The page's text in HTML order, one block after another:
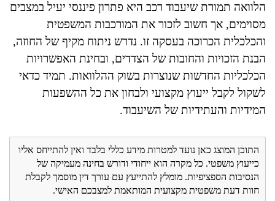
הלוואה תמורת שיעבוד רכב היא פתרון פיננסי יעיל במצבים
מסוימים, אך חשוב לזכור את המורכבות המשפטית
והכלכלית הכרוכה בעסקה זו. נדרש ניתוח מקיף של החוזה,
הבנת הזכויות והחובות של הצדדים, ובחינת האפשרויות
הכלכליות החדשות שנוצרות בשוק ההלוואות. תמיד כדאי
לשקול לקבל ייעוץ מקצועי ולבחון את כל ההשפעות
המידיות והעתידיות של השיעבוד.
התוכן המוצג כאן נועד למטרות מידע כללי בלבד ואין להתייחס אליו
כייעוץ משפטי. כל מקרה הוא ייחודי ודורש בחינה מעמיקה של
הנסיבות הספציפיות. מומלץ להתייעץ עם עורך דין מוסמך לקבלת
חוות דעת משפטית מקצועית המותאמת למצבכם האישי.